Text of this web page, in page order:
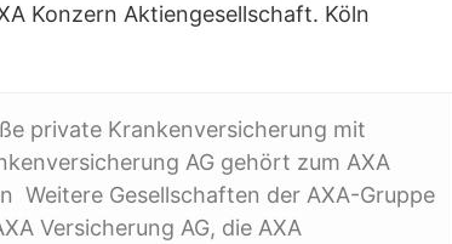
Konzern Aktiengesellschaft. Köln
private Krankenversicherung mit
AG gehört zum AXA
Weitere Gesellschaften der AXA-Gruppe
Versicherung AG, die AXA